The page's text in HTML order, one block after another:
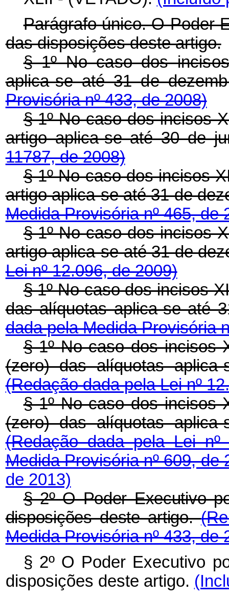
Parágrafo único. O Poder
das disposições deste artigo.
§ 1º No caso dos
aplica-se até 31 de
Provisória nº 433, de 2008)
§ 1º No caso dos incisos
artigo aplica-se até 30 de
11787, de 2008)
§ 1º No caso dos incisos
artigo aplica-se até 31 de
Medida Provisória nº 465, de
§ 1º No caso dos incisos
artigo aplica-se até 31 de
Lei nº 12.096, de 2009)
§ 1ºNo caso dos incisos
das alíquotas aplica-se até
dada pela Medida Provisória
§ 1ºNo caso dos incisos
(zero) das alíquotas
(Redação dada pela Lei nº
§ 1º No caso dos incisos
(zero) das alíquotas
(Redação dada pela Lei
Medida Provisória nº 609, de
de 2013)
§ 2º O Poder Executivo
disposições deste artigo.
Medida Provisória nº 433, de
§ 2º O Poder Executivo
disposições deste artigo.